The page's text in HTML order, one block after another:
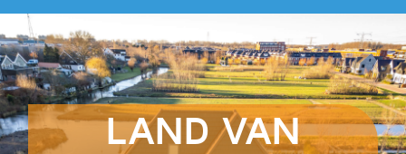
LAND VAN